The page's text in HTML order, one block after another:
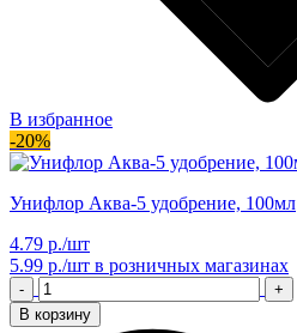
В избранное
-20%
Унифлор Аква-5 удобрение, 100мл
4.79 р./шт
5.99 р./шт в розничных магазинах
-
+
В корзину